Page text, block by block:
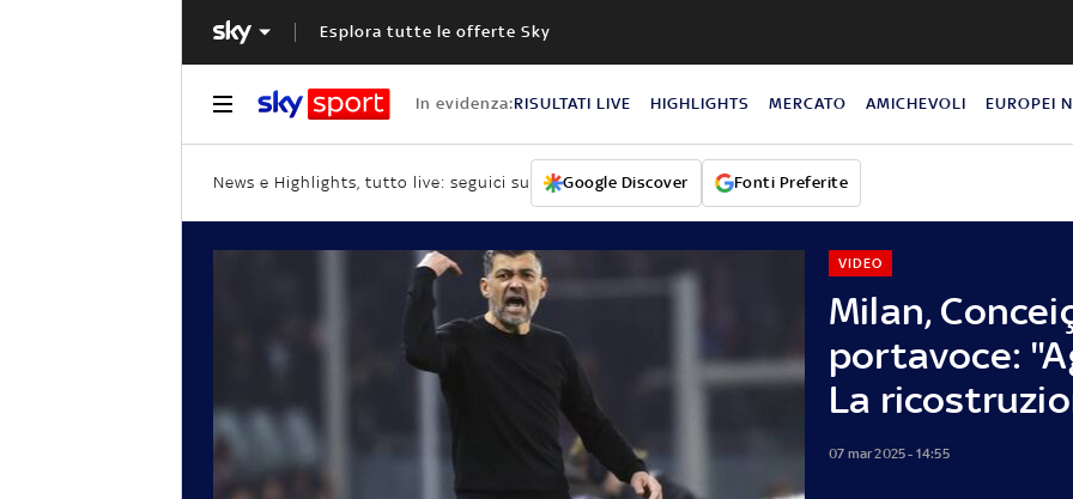
Esplora tutte le offerte Sky
In evidenza:RISULTATI LIVE HIGHLIGHTS MERCATO AMICHEVOLI EUROPEI
News e Highlights, tutto live: seguici su Google Discover Fonti Preferite
Milan,
portavoce:
La
VIDEO
07 mar 2025 - 14:55